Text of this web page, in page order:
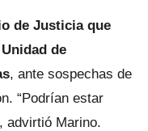
de Justicia que
de
, ante sospechas de
“Podrían estar
advirtió Marino.